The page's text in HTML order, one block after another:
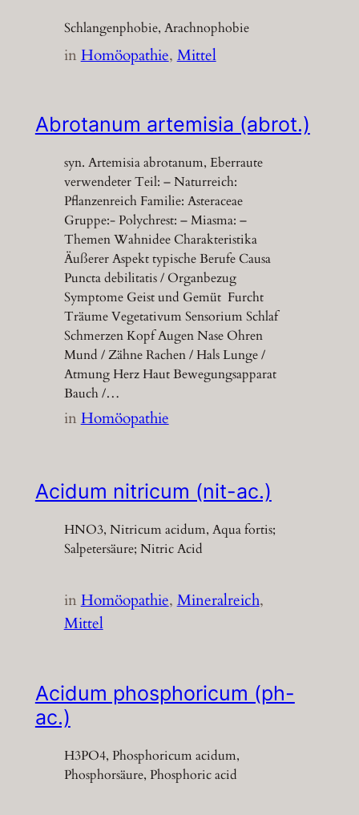
Schlangenphobie, Arachnophobie
inHomöopathie, Mittel
Abrotanum artemisia (abrot.)
syn. Artemisia abrotanum, Eberraute
verwendeter Teil: – Naturreich:
Pflanzenreich Familie: Asteraceae
Gruppe:- Polychrest: – Miasma: –
Themen Wahnidee Charakteristika
Äußerer Aspekt typische Berufe Causa
Puncta debilitatis / Organbezug
Symptome Geist und Gemüt Furcht
Träume Vegetativum Sensorium Schlaf
Schmerzen Kopf Augen Nase Ohren
Mund / Zähne Rachen / Hals Lunge /
Atmung Herz Haut Bewegungsapparat
Bauch /…
inHomöopathie
Acidum nitricum (nit-ac.)
HNO3, Nitricum acidum, Aqua fortis;
Salpetersäure; Nitric Acid
inHomöopathie, Mineralreich
Mittel
Acidum phosphoricum (ph-
ac.)
H3PO4, Phosphoricum acidum,
Phosphorsäure, Phosphoric acid